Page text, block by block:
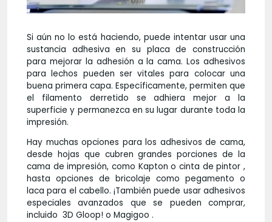
Si aún no lo está haciendo, puede intentar usar una
sustancia adhesiva en su placa de construcción
para mejorar la adhesión a la cama. Los adhesivos
para lechos pueden ser vitales para colocar una
buena primera capa. Específicamente, permiten que
el filamento derretido se adhiera mejor a la
superficie y permanezca en su lugar durante toda la
impresión.
Hay muchas opciones para los adhesivos de cama,
desde hojas que cubren grandes porciones de la
cama de impresión, como Kapton o cinta de pintor ,
hasta opciones de bricolaje como pegamento o
laca para el cabello. ¡También puede usar adhesivos
especiales avanzados que se pueden comprar,
incluido 3D Gloop! o Magigoo .